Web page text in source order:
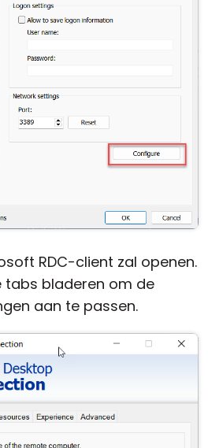
RDC-client zal openen.
tabs bladeren om de
aan te passen.